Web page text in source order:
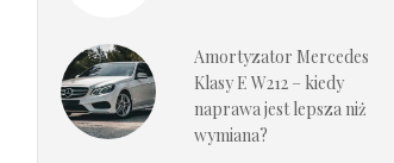
Amortyzator Mercedes
Klasy E W212 – kiedy
naprawa jest lepsza niż
wymiana?